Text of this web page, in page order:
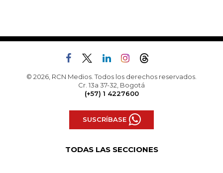
© 2026, RCN Medios. Todos los derechos reservados.
Cr. 13a 37-32, Bogotá
(+57) 1 4227600
SUSCRÍBASE
TODAS LAS SECCIONES